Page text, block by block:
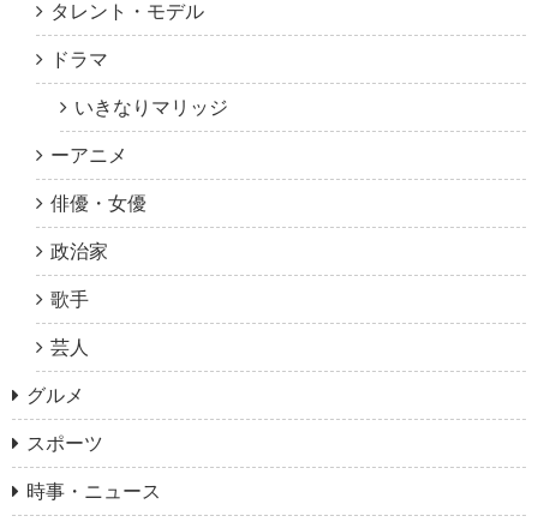
タレント・モデル
ドラマ
いきなりマリッジ
ーアニメ
俳優・女優
政治家
歌手
芸人
グルメ
スポーツ
時事・ニュース